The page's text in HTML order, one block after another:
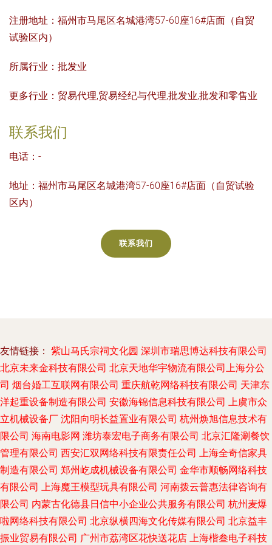
注册地址： 福州市马尾区名城港湾57-60座16#店面（自贸
试验区内）
所属行业： 批发业
更多行业： 贸易代理,贸易经纪与代理,批发业,批发和零售业
联系我们
电话：-
地址：福州市马尾区名城港湾57-60座16#店面（自贸试验
区内）
联系我们
友情链接： 紫山马氏宗祠文化园 深圳市瑞思博达科技有限公司
北京未来金科技有限公司 北京天地华宇物流有限公司上海分公
司 烟台婚工互联网有限公司 重庆航乾网络科技有限公司 天津东
洋起重设备制造有限公司 安徽海锦信息科技有限公司 上虞市众
立机械设备厂 沈阳向明长益置业有限公司 杭州焕旭信息技术有
限公司 海南电影网 潍坊泰宏电子商务有限公司 北京汇隆涮餐饮
管理有限公司 西安汇双网络科技有限责任公司 上海全奇信家具
制造有限公司 郑州屹成机械设备有限公司 金华市顺畅网络科技
有限公司 上海魔王模型玩具有限公司 河南拨云普惠法律咨询有
限公司 内蒙古化德县日信中小企业公共服务有限公司 杭州麦爆
啦网络科技有限公司 北京纵横四海文化传媒有限公司 北京益丰
振业贸易有限公司 广州市荔湾区花快送花店 上海楷叁电子科技